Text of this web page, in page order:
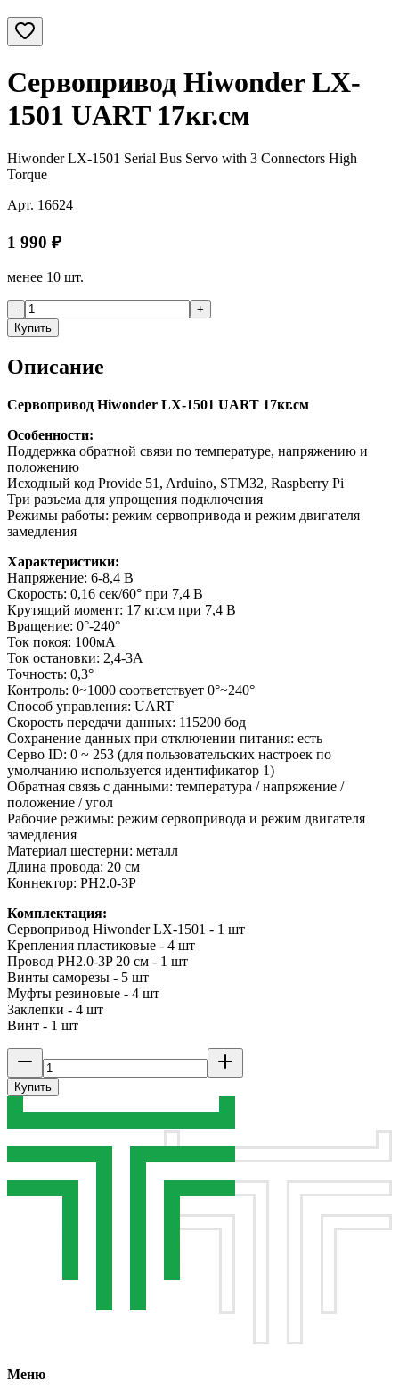
Сервопривод Hiwonder LX-
1501 UART 17кг.см
Hiwonder LX-1501 Serial Bus Servo with 3 Connectors High
Torque
Арт. 16624
1 990 ₽
менее 10 шт.
-
+
Купить
Описание
Сервопривод Hiwonder LX-1501 UART 17кг.см
Особенности:
Поддержка обратной связи по температуре, напряжению и
положению
Исходный код Provide 51, Arduino, STM32, Raspberry Pi
Три разъема для упрощения подключения
Режимы работы: режим сервопривода и режим двигателя
замедления
Характеристики:
Напряжение: 6-8,4 В
Скорость: 0,16 сек/60° при 7,4 В
Крутящий момент: 17 кг.см при 7,4 В
Вращение: 0°-240°
Ток покоя: 100мА
Ток остановки: 2,4-3А
Точность: 0,3°
Контроль: 0~1000 соответствует 0°~240°
Способ управления: UART
Скорость передачи данных: 115200 бод
Сохранение данных при отключении питания: есть
Серво ID: 0 ~ 253 (для пользовательских настроек по
умолчанию используется идентификатор 1)
Обратная связь с данными: температура / напряжение /
положение / угол
Рабочие режимы: режим сервопривода и режим двигателя
замедления
Материал шестерни: металл
Длина провода: 20 см
Коннектор: PH2.0-3P
Комплектация:
Сервопривод Hiwonder LX-1501 - 1 шт
Крепления пластиковые - 4 шт
Провод PH2.0-3P 20 см - 1 шт
Винты саморезы - 5 шт
Муфты резиновые - 4 шт
Заклепки - 4 шт
Винт - 1 шт
Купить
Меню